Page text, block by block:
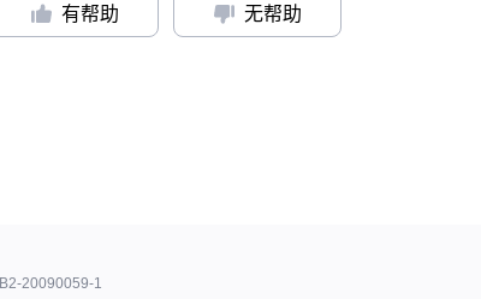
有帮助 无帮助
20090059-1